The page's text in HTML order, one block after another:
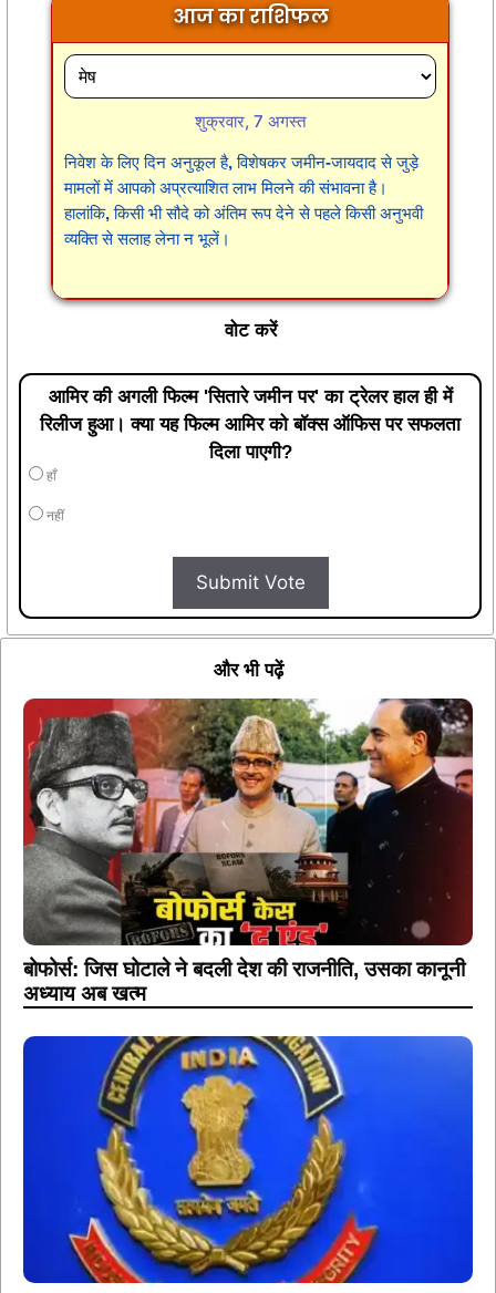
आज का राशिफल
शुक्रवार, 7 अगस्त
निवेश के लिए दिन अनुकूल है, विशेषकर जमीन-जायदाद से जुड़े
मामलों में आपको अप्रत्याशित लाभ मिलने की संभावना है।
हालांकि, किसी भी सौदे को अंतिम रूप देने से पहले किसी अनुभवी
व्यक्ति से सलाह लेना न भूलें।
वोट करें
आमिर की अगली फिल्म 'सितारे जमीन पर' का ट्रेलर हाल ही में
रिलीज हुआ। क्या यह फिल्म आमिर को बॉक्स ऑफिस पर सफलता
दिला पाएगी?
हाँ
नहीं
Submit Vote
और भी पढ़ें
बोफोर्स: जिस घोटाले ने बदली देश की राजनीति, उसका कानूनी
अध्याय अब खत्म